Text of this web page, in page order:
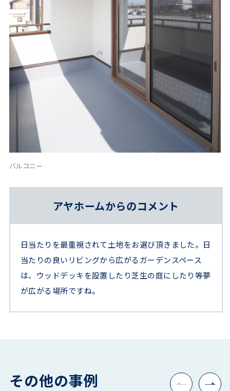
バルコニー
アヤホームからのコメント
日当たりを最重視されて土地をお選び頂きました。日
当たりの良いリビングから広がるガーデンスペース
は、ウッドデッキを設置したり芝生の庭にしたり等夢
が広がる場所ですね。
その他の事例